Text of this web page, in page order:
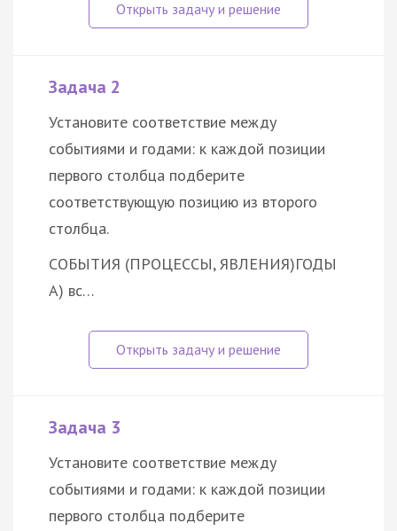
Задача 2
Установите соответствие между
событиями и годами: к каждой позиции
первого столбца подберите
соответствующую позицию из второго
столбца.
СОБЫТИЯ (ПРОЦЕССЫ, ЯВЛЕНИЯ)ГОДЫ
А) вс…
Задача 3
Установите соответствие между
событиями и годами: к каждой позиции
первого столбца подберите